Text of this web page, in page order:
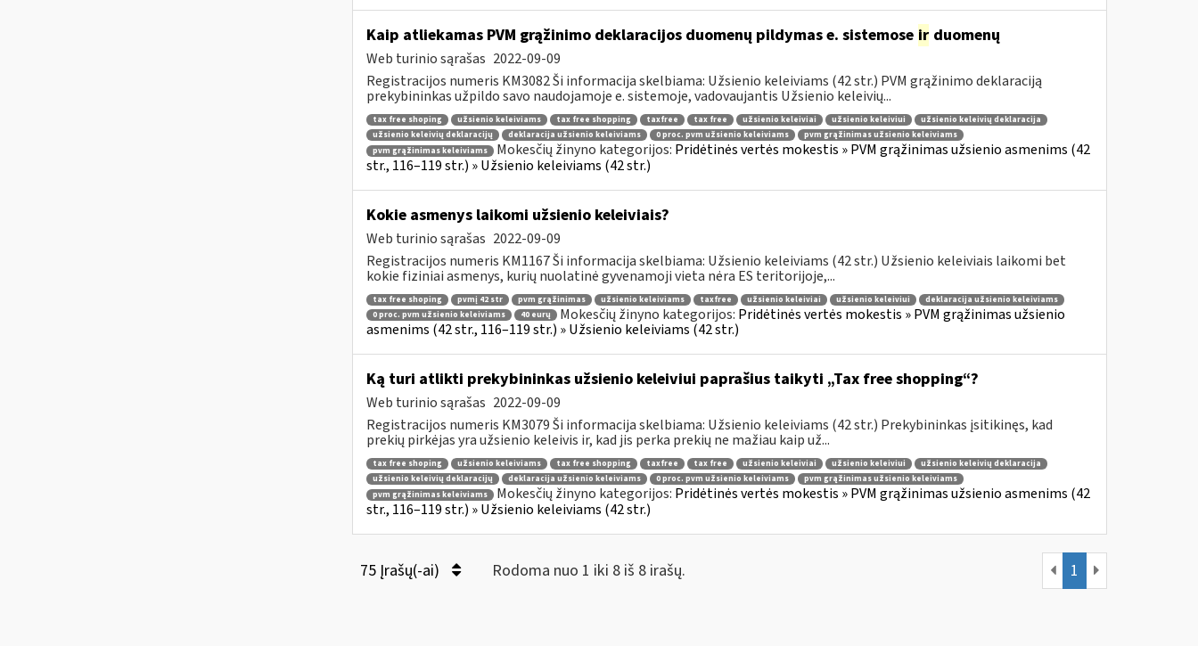
Kaip atliekamas PVM grąžinimo deklaracijos duomenų pildymas e. sistemose irduomenų
Web turinio sąrašas 2022-09-09
Registracijos numeris KM3082 Ši informacija skelbiama: Užsienio keleiviams (42 str.) PVM grąžinimo deklaraciją
prekybininkas užpildo savo naudojamoje e. sistemoje, vadovaujantis Užsienio keleivių...
tax free shoping užsienio keleiviams tax free shopping taxfree tax free užsienio keleiviai užsienio keleiviui
užsienio keleivių deklaracija
užsienio keleivių deklaracijų
deklaracija užsienio keleiviams 0 proc. pvm užsienio keleiviams
pvm grąžinimas užsienio keleiviams
pvm grąžinimas keleiviams
Mokesčių žinyno kategorijos: Pridėtinės vertės mokestis » PVM grąžinimas užsienio asmenims (42
str., 116–119 str.) » Užsienio keleiviams (42 str.)
Kokie asmenys laikomi užsienio keleiviais?
Web turinio sąrašas 2022-09-09
Registracijos numeris KM1167 Ši informacija skelbiama: Užsienio keleiviams (42 str.) Užsienio keleiviais laikomi bet
kokie fiziniai asmenys, kurių nuolatinė gyvenamoji vieta nėra ES teritorijoje,...
tax free shoping pvmį 42 str pvm grąžinimas užsienio keleiviams taxfree užsienio keleiviai užsienio keleiviui
deklaracija užsienio keleiviams
0 proc. pvm užsienio keleiviams
40 eurų Mokesčių žinyno kategorijos: Pridėtinės vertės mokestis » PVM grąžinimas užsienio
asmenims (42 str., 116–119 str.) » Užsienio keleiviams (42 str.)
Ką turi atlikti prekybininkas užsienio keleiviui paprašius taikyti „Tax free shopping“?
Web turinio sąrašas 2022-09-09
Registracijos numeris KM3079 Ši informacija skelbiama: Užsienio keleiviams (42 str.) Prekybininkas įsitikinęs, kad
prekių pirkėjas yra užsienio keleivis ir, kad jis perka prekių ne mažiau kaip už...
tax free shoping užsienio keleiviams tax free shopping taxfree tax free užsienio keleiviai užsienio keleiviui
užsienio keleivių deklaracija
užsienio keleivių deklaracijų
deklaracija užsienio keleiviams 0 proc. pvm užsienio keleiviams
pvm grąžinimas užsienio keleiviams
pvm grąžinimas keleiviams
Mokesčių žinyno kategorijos: Pridėtinės vertės mokestis » PVM grąžinimas užsienio asmenims (42
str., 116–119 str.) » Užsienio keleiviams (42 str.)
75 Įrašų(-ai) Rodoma nuo 1 iki 8 iš 8 irašų. 1